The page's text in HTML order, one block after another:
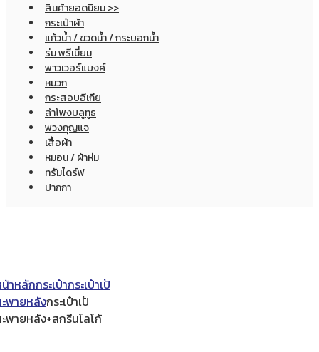
สินค้ายอดนิยม >>
กระเป๋าผ้า
แก้วน้ำ / ขวดน้ำ / กระบอกน้ำ
ร่ม พรีเมี่ยม
พาวเวอร์แบงค์
หมวก
กระสอบอีเกีย
ลำโพงบลูทูธ
พวงกุญแจ
เสื้อผ้า
หมอน / ผ้าห่ม
ทรัมไดร์ฟ
ปากกา
าหลักกระเป๋ากระเป๋าเป้
พายหลังกระเป๋าเป้
พายหลัง+สกรีนโลโก้